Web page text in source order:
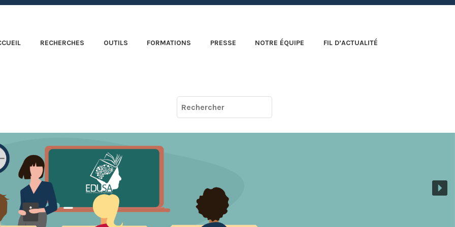
RECHERCHES OUTILS FORMATIONS PRESSE NOTRE ÉQUIPE FIL D’ACTUALITÉ
Rechercher